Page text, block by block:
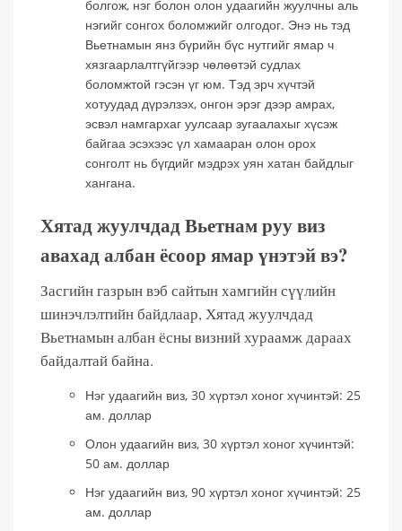
болгож, нэг болон олон удаагийн жуулчны аль
нэгийг сонгох боломжийг олгодог. Энэ нь тэд
Вьетнамын янз бүрийн бүс нутгийг ямар ч
хязгаарлалтгүйгээр чөлөөтэй судлах
боломжтой гэсэн үг юм. Тэд эрч хүчтэй
хотуудад дүрэлзэх, онгон эрэг дээр амрах,
эсвэл намгархаг уулсаар зугаалахыг хүсэж
байгаа эсэхээс үл хамааран олон орох
сонголт нь бүгдийг мэдрэх уян хатан байдлыг
хангана.
Хятад жуулчдад Вьетнам руу виз
авахад албан ёсоор ямар үнэтэй вэ?
Засгийн газрын вэб сайтын хамгийн сүүлийн
шинэчлэлтийн байдлаар, Хятад жуулчдад
Вьетнамын албан ёсны визний хураамж дараах
байдалтай байна.
Нэг удаагийн виз, 30 хүртэл хоног хүчинтэй: 25
ам. доллар
Олон удаагийн виз, 30 хүртэл хоног хүчинтэй:
50 ам. доллар
Нэг удаагийн виз, 90 хүртэл хоног хүчинтэй: 25
ам. доллар